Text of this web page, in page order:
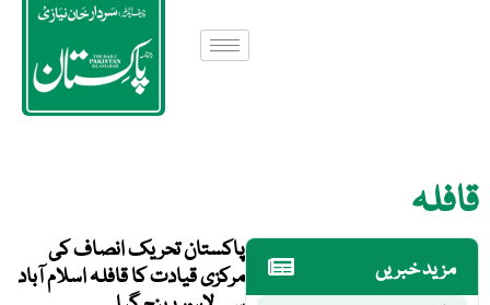
قافلہ
مزید خبریں
پاکستان تحریک انصاف کی
مرکزی قیادت کا قافلہ اسلام آباد